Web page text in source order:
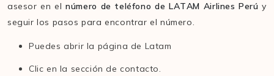
asesor en el número de teléfono de LATAM Airlines Perúy
seguir los pasos para encontrar el número.
Puedes abrir la página de Latam
Clic en la sección de contacto.